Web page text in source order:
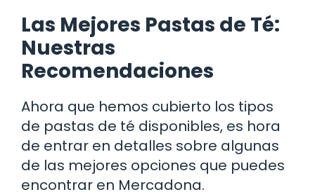
Las Mejores Pastas de Té:
Nuestras
Recomendaciones
Ahora que hemos cubierto los tipos
de pastas de té disponibles, es hora
de entrar en detalles sobre algunas
de las mejores opciones que puedes
encontrar en Mercadona.